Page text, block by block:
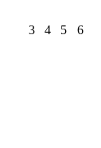
3 4 5 6